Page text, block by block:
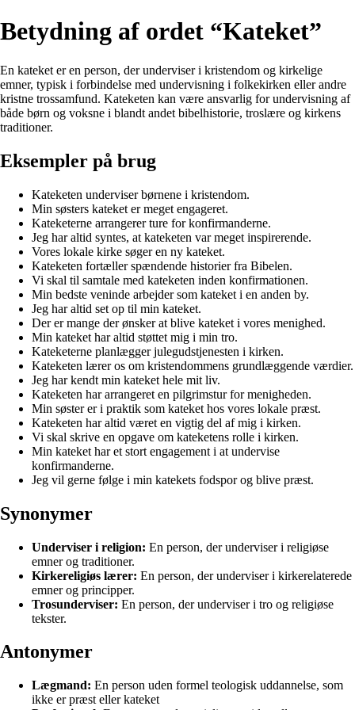
Betydning af ordet “Kateket”
En kateket er en person, der underviser i kristendom og kirkelige
emner, typisk i forbindelse med undervisning i folkekirken eller andre
kristne trossamfund. Kateketen kan være ansvarlig for undervisning af
både børn og voksne i blandt andet bibelhistorie, troslære og kirkens
traditioner.
Eksempler på brug
Kateketen underviser børnene i kristendom.
Min søsters kateket er meget engageret.
Kateketerne arrangerer ture for konfirmanderne.
Jeg har altid syntes, at kateketen var meget inspirerende.
Vores lokale kirke søger en ny kateket.
Kateketen fortæller spændende historier fra Bibelen.
Vi skal til samtale med kateketen inden konfirmationen.
Min bedste veninde arbejder som kateket i en anden by.
Jeg har altid set op til min kateket.
Der er mange der ønsker at blive kateket i vores menighed.
Min kateket har altid støttet mig i min tro.
Kateketerne planlægger julegudstjenesten i kirken.
Kateketen lærer os om kristendommens grundlæggende værdier.
Jeg har kendt min kateket hele mit liv.
Kateketen har arrangeret en pilgrimstur for menigheden.
Min søster er i praktik som kateket hos vores lokale præst.
Kateketen har altid været en vigtig del af mig i kirken.
Vi skal skrive en opgave om kateketens rolle i kirken.
Min kateket har et stort engagement i at undervise
konfirmanderne.
Jeg vil gerne følge i min katekets fodspor og blive præst.
Synonymer
Underviser i religion: En person, der underviser i religiøse
emner og traditioner.
Kirkereligiøs lærer: En person, der underviser i kirkerelaterede
emner og principper.
Trosunderviser: En person, der underviser i tro og religiøse
tekster.
Antonymer
Lægmand: En person uden formel teologisk uddannelse, som
ikke er præst eller kateket